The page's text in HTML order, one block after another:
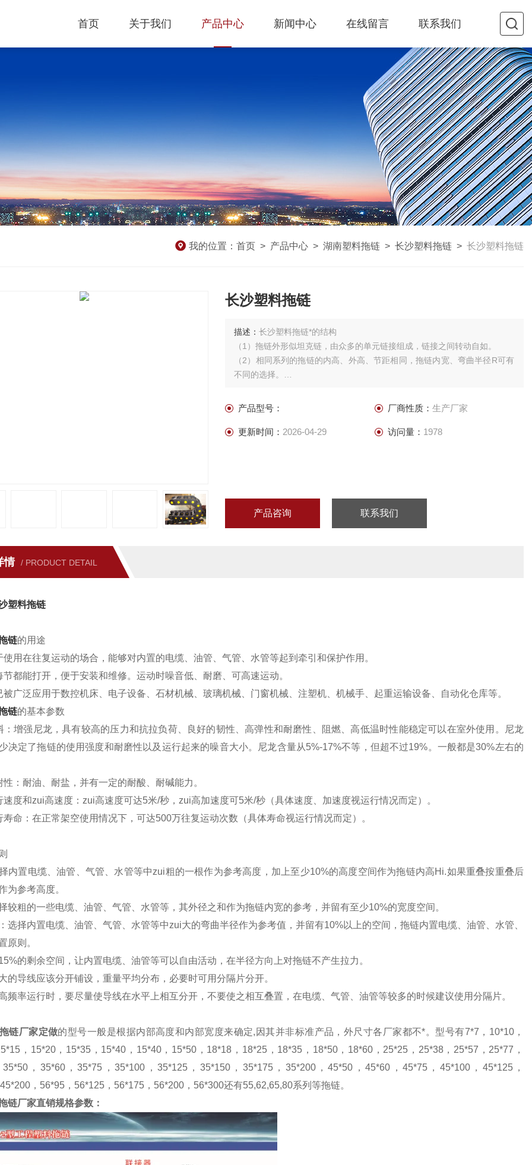
首页 关于我们 产品中心 新闻中心 在线留言 联系我们
我的位置： 首页 > 产品中心 > 湖南塑料拖链 > 长沙塑料拖链 > 长沙塑料拖链
长沙塑料拖链
描述：长沙塑料拖链*的结构
（1）拖链外形似坦克链，由众多的单元链接组成，链接之间转动自如。
（2）相同系列的拖链的内高、外高、节距相同，拖链内宽、弯曲半径R可有
不同的选择。
不必穿线，打开盖板后即可把电缆、油管、气管、水管等放入拖链。
产品型号： 厂商性质： 生产厂家
更新时间： 2026-04-29 访问量： 1978
产品咨询 联系我们
情 / PRODUCT DETAIL
塑料拖链
链的用途
使用在往复运动的场合，能够对内置的电缆、油管、气管、水管等起到牵引和保护作用。
节都能打开，便于安装和维修。运动时噪音低、耐磨、可高速运动。
被广泛应用于数控机床、电子设备、石材机械、玻璃机械、门窗机械、注塑机、机械手、起重运输设备、自动化仓库等。
链的基本参数
：增强尼龙，具有较高的压力和抗拉负荷、良好的韧性、高弹性和耐磨性、阻燃、高低温时性能稳定可以在室外使用 。
尼龙
决定了拖链的使用强度和耐磨性以及运行起来的噪音大小。尼龙含量从5%-17%不等，但超不过19%。一般都是30%左右的
性：耐油、耐盐，并有一定的耐酸、耐碱能力。
速度和zui高速度：zui高速度可达5米/秒，zui高加速度可5米/秒（具体速度、加速度视运行情况而定）。
寿命：在正常架空使用情况下，可达500万往复运动次数（具体寿命视运行情况而定）。
则
内置电缆、油管、气管、水管等中zui粗的一根作为参考高度，加上至少10%的高度空间作为拖链内高Hi.如果重叠按重叠后
作为参考高度。
较粗的一些电缆、油管、气管、水管等，其外径之和作为拖链内宽的参考，并留有至少10%的宽度空间。
选择内置电缆、油管、气管、水管等中zui大的弯曲半径作为参考值，并留有10%以上的空间，拖链内置电缆、油管、水管、
置原则。
的剩余空间，让内置电缆、油管等可以自由活动，在半径方向上对拖链不产生拉力。
的导线应该分开铺设，重量平均分布，必要时可用分隔片分开。
频率运行时，要尽量使导线在水平上相互分开，不要使之相互叠置，在电缆、气管、油管等较多的时候建议使用分隔片。
链厂家定做的型号一般是根据内部高度和内部宽度来确定,因其并非标准产品，外尺寸各厂家都不*。型号有7*7，10*10，
，15*20，15*35，15*40，15*40，15*50，18*18，18*25，18*35，18*50，18*60，25*25，25*38，25*57，25*77，
35*50，35*60，35*75，35*100，35*125，35*150，35*175，35*200，45*50，45*60，45*75，45*100，45*125，
，56*95，56*125，56*175，56*200，56*300还有55,62,65,80系列等拖链。
链厂家直销规格参数：